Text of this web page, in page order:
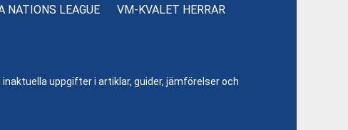
NATIONS LEAGUE VM-KVALET HERRAR
uppgifter i artiklar, guider, jämförelser och